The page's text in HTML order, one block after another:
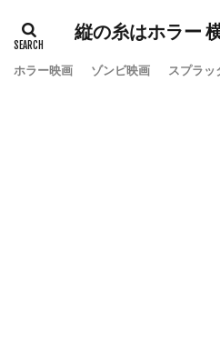
縦の糸はホラー
ホラー映画 ゾンビ映画 スプラッ